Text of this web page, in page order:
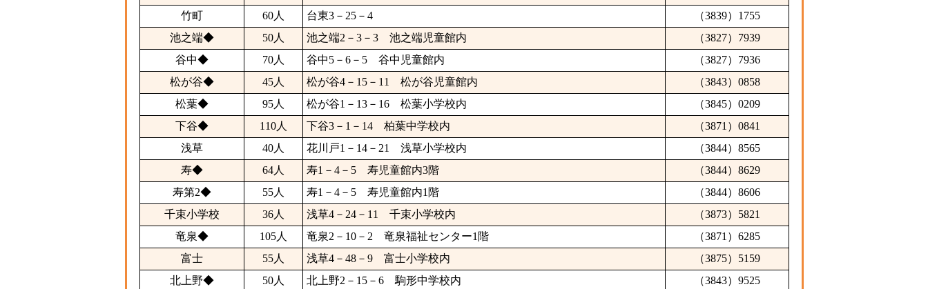
竹町
60人 台東3－25－4
（3839）1755
池之端◆
50人 池之端2－3－3 池之端児童館内
（3827）7939
谷中◆
70人 谷中5－6－5 谷中児童館内
（3827）7936
松が谷◆
45人 松が谷4－15－11 松が谷児童館内
（3843）0858
松葉◆
95人 松が谷1－13－16 松葉小学校内
（3845）0209
下谷◆
110人 下谷3－1－14 柏葉中学校内
（3871）0841
浅草
40人 花川戸1－14－21 浅草小学校内
（3844）8565
寿◆
64人 寿1－4－5 寿児童館内3階
（3844）8629
寿第2◆
55人 寿1－4－5 寿児童館内1階
（3844）8606
千束小学校
36人 浅草4－24－11 千束小学校内
（3873）5821
竜泉◆
105人 竜泉2－10－2 竜泉福祉センター1階
（3871）6285
富士
55人 浅草4－48－9 富士小学校内
（3875）5159
北上野◆
50人 北上野2－15－6 駒形中学校内
（3843）9525